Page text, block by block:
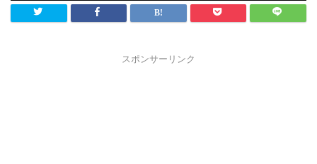
スポンサーリンク